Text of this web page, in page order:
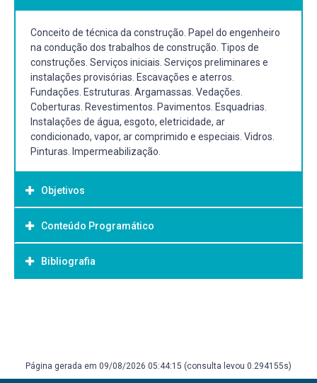
Conceito de técnica da construção. Papel do engenheiro
na condução dos trabalhos de construção. Tipos de
construções. Serviços iniciais. Serviços preliminares e
instalações provisórias. Escavações e aterros.
Fundações. Estruturas. Argamassas. Vedações.
Coberturas. Revestimentos. Pavimentos. Esquadrias.
Instalações de água, esgoto, eletricidade, ar
condicionado, vapor, ar comprimido e especiais. Vidros.
Pinturas. Impermeabilização.
Objetivos
Objetivo Geral:
- Conhecer e aplicar, adequadamente, as diversas
técnicas de execução de uma obra de construção civil.
Conteúdo Programático
1.INTRODUÇÃO
1.1-Conceito de técnica das construções.
2.SERVIÇOS INICIAIS
Bibliografia
2.ed. São Paulo: Edgard Blücher, 1998, 182p.
Página gerada em 09/08/2026 05:44:15 (consulta levou 0.294155s)